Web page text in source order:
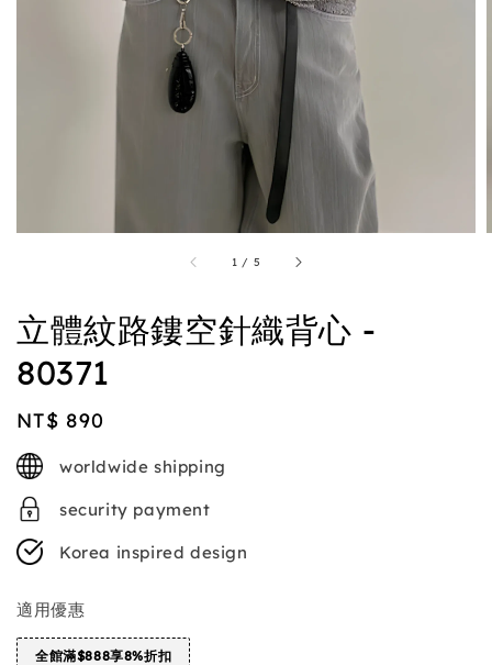
1 / 5
立體紋路鏤空針織背心 -
80371
Regular
price
NT$ 890
worldwide shipping
security payment
Korea inspired design
適用優惠
全館滿$888享8%折扣